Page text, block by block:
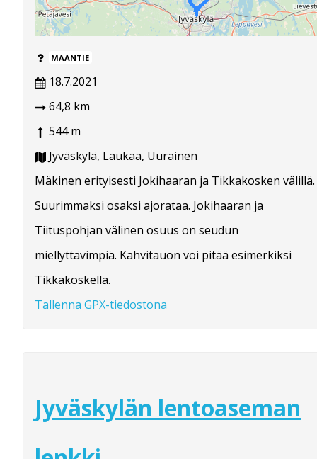
MAANTIE
18.7.2021
64,8 km
544 m
Jyväskylä, Laukaa, Uurainen
Mäkinen erityisesti Jokihaaran ja Tikkakosken välillä.
Suurimmaksi osaksi ajorataa. Jokihaaran ja
Tiituspohjan välinen osuus on seudun
miellyttävimpiä. Kahvitauon voi pitää esimerkiksi
Tikkakoskella.
Tallenna GPX-tiedostona
Jyväskylän lentoaseman